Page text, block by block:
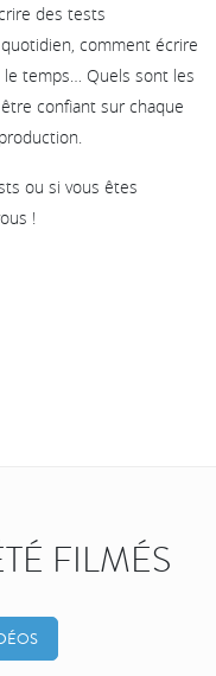
des tests
comment écrire
temps… Quels sont les
confiant sur chaque
ou si vous êtes
!
FILMÉS